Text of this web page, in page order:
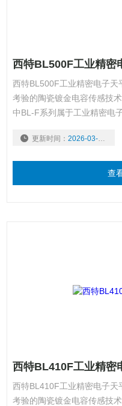
西特BL500F工业精密
西特BL500F工业精密电子
考验的陶瓷镀金电容传感技
中BL-F系列属于工业精密电子
更新时间： 2026-03-03
查
西特BL410F工业精密
西特BL410F工业精密电子
考验的陶瓷镀金电容传感技